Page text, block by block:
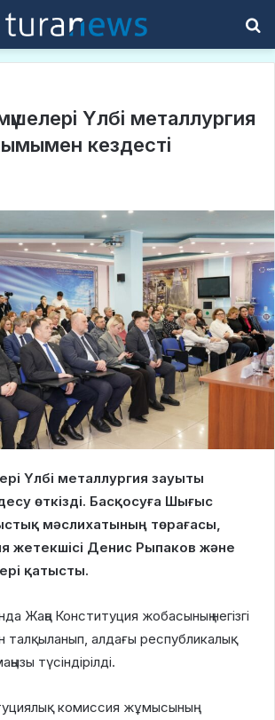
Үлбі металлургия
кездесті
Үлбі металлургия зауыты
өткізді. Басқосуға Шығыс
мәслихатының төрағасы,
жетекшісі Денис Рыпаков және
қатысты.
Жаңа Конституция жобасының негізгі
талқыланып, алдағы республикалық
түсіндірілді.
комиссия жұмысының